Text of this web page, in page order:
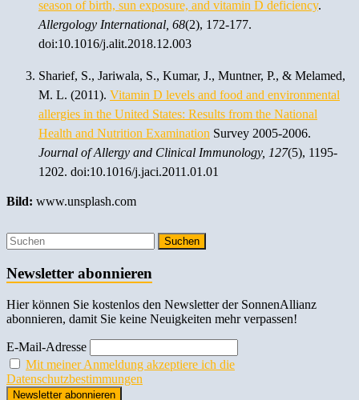
season of birth, sun exposure, and vitamin D deficiency.
Allergology International, 68(2), 172-177.
doi:10.1016/j.alit.2018.12.003
Sharief, S., Jariwala, S., Kumar, J., Muntner, P., & Melamed,
M. L. (2011). Vitamin D levels and food and environmental
allergies in the United States: Results from the National
Health and Nutrition Examination Survey 2005-2006.
Journal of Allergy and Clinical Immunology, 127(5), 1195-
1202. doi:10.1016/j.jaci.2011.01.01
Bild: www.unsplash.com
Newsletter abonnieren
Hier können Sie kostenlos den Newsletter der SonnenAllianz
abonnieren, damit Sie keine Neuigkeiten mehr verpassen!
E-Mail-Adresse
Mit meiner Anmeldung akzeptiere ich die
Datenschutzbestimmungen